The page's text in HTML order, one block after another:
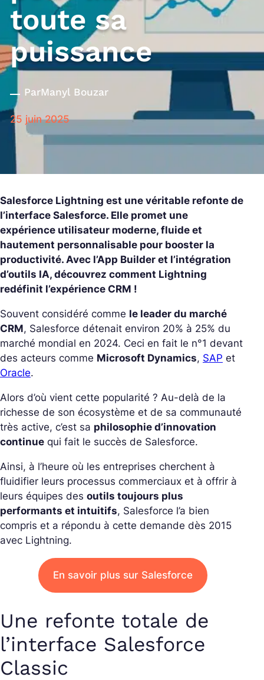
toute sa
puissance
ParManyl Bouzar
25 juin 2025
Salesforce Lightning est une véritable refonte de
l’interface Salesforce. Elle promet une
expérience utilisateur moderne, fluide et
hautement personnalisable pour booster la
productivité. Avec l’App Builder et l’intégration
d’outils IA, découvrez comment Lightning
redéfinit l’expérience CRM !
Souvent considéré comme le leader du marché
CRM, Salesforce détenait environ 20% à 25% du
marché mondial en 2024. Ceci en fait le n°1 devant
des acteurs comme Microsoft Dynamics, SAP et
Oracle.
Alors d’où vient cette popularité ? Au-delà de la
richesse de son écosystème et de sa communauté
très active, c’est sa philosophie d’innovation
continue qui fait le succès de Salesforce.
Ainsi, à l’heure où les entreprises cherchent à
fluidifier leurs processus commerciaux et à offrir à
leurs équipes des outils toujours plus
performants et intuitifs, Salesforce l’a bien
compris et a répondu à cette demande dès 2015
avec Lightning.
En savoir plus sur Salesforce
Une refonte totale de
l’interface Salesforce
Classic